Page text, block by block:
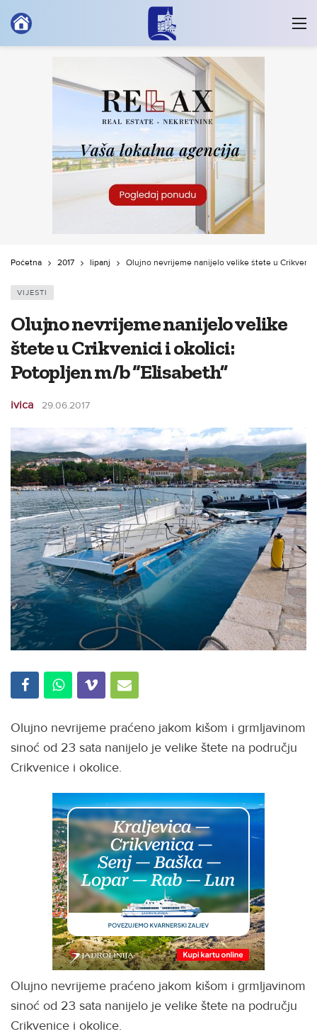
Početna 2017 lipanj Olujno nevrijeme nanijelo velike štete u
VIJESTI
Olujno nevrijeme nanijelo velike
štete u Crikvenici i okolici:
Potopljen m/b “Elisabeth”
ivica 29.06.2017
Olujno nevrijeme praćeno jakom kišom i grmljavinom
sinoć od 23 sata nanijelo je velike štete na području
Crikvenice i okolice.
Olujno nevrijeme praćeno jakom kišom i grmljavinom
sinoć od 23 sata nanijelo je velike štete na području
Crikvenice i okolice.